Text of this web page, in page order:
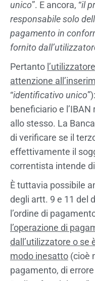
unico”. E ancora, “il
responsabile solo
pagamento in
fornito
Pertanto
attenzione
“identificativo unico
beneficiario e
allo stesso. La
di verificare se il
effettivamente il
correntista intende
È tuttavia possibile
degli artt. 9 e 11 del
l’ordine di
l’operazione di
dall’utilizzatore o se
modo inesatto (cioè
pagamento, di